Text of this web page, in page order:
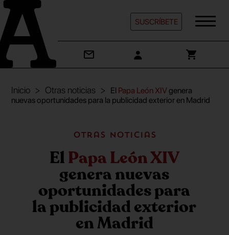
SUSCRÍBETE
Inicio Otras noticias El Papa León XIVgenera
nuevas oportunidades para la publicidad exterior en Madrid
Otras noticias
ElPapa León XIV
genera nuevas
oportunidades para
la publicidad exterior
en Madrid